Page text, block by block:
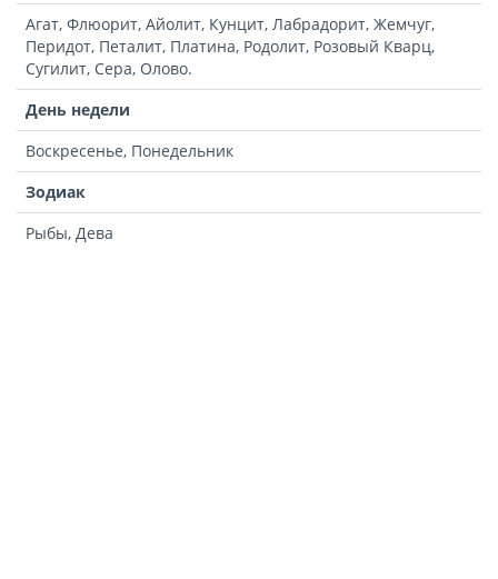
Агат, Флюорит, Айолит, Кунцит, Лабрадорит, Жемчуг,
Перидот, Петалит, Платина, Родолит, Розовый Кварц,
Сугилит, Сера, Олово.
День недели
Воскресенье, Понедельник
Зодиак
Рыбы, Дева